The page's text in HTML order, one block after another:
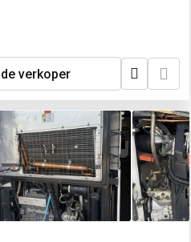
verkoper